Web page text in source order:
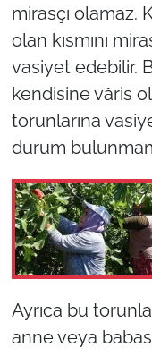
mirasçı olamaz.
olan kısmını
vasiyet edebilir.
kendisine vâris
torunlarına
durum
Ayrıca bu
anne veya